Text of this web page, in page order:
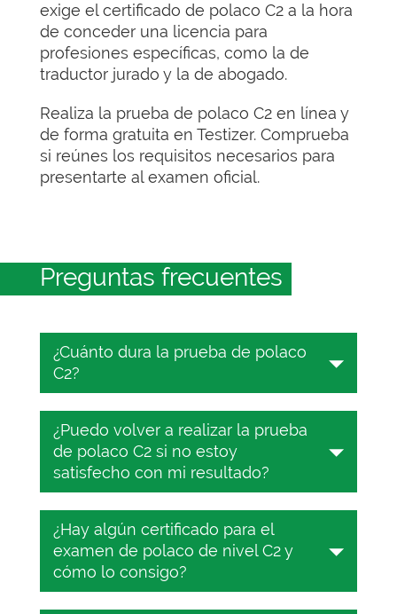
exige el certificado de polaco C2 a la hora
de conceder una licencia para
profesiones específicas, como la de
traductor jurado y la de abogado.
Realiza la prueba de polaco C2 en línea y
de forma gratuita en Testizer. Comprueba
si reúnes los requisitos necesarios para
presentarte al examen oficial.
Preguntas frecuentes
¿Cuánto dura la prueba de polaco
C2?
La prueba de polaco dura entre 25 y
45 minutos, dependiendo del nivel del
MCER. Durante ese tiempo, deberás
múltiple.
¿Puedo volver a realizar la prueba
de polaco C2 si no estoy
satisfecho con mi resultado?
Sí, la prueba de polaco en línea en
TESTIZER es totalmente gratuita.
Realiza la prueba tantas veces como
¿Hay algún certificado para el
examen de polaco de nivel C2 y
cómo lo consigo?